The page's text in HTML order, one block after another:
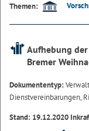
Themen:
Aufhebung
Bremer
Dokumententyp:
Dienstvereinbarungen,
Stand: 19.12.2020